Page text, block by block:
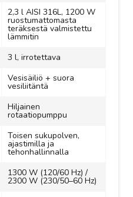
2,3 l AISI 316L, 1200 W
ruostumattomasta
teräksestä valmistettu
lämmitin
3 l, irrotettava
Vesisäiliö + suora
vesiliitäntä
Hiljainen
rotaatiopumppu
Toisen sukupolven,
ajastimilla ja
tehonhallinnalla
1300 W (120/60 Hz) /
2300 W (230/50–60 Hz)